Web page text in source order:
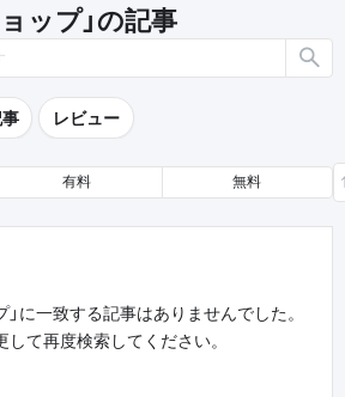
ップ」の記事
レビュー
有料 無料
」に一致する記事はありませんでした。
して再度検索してください。